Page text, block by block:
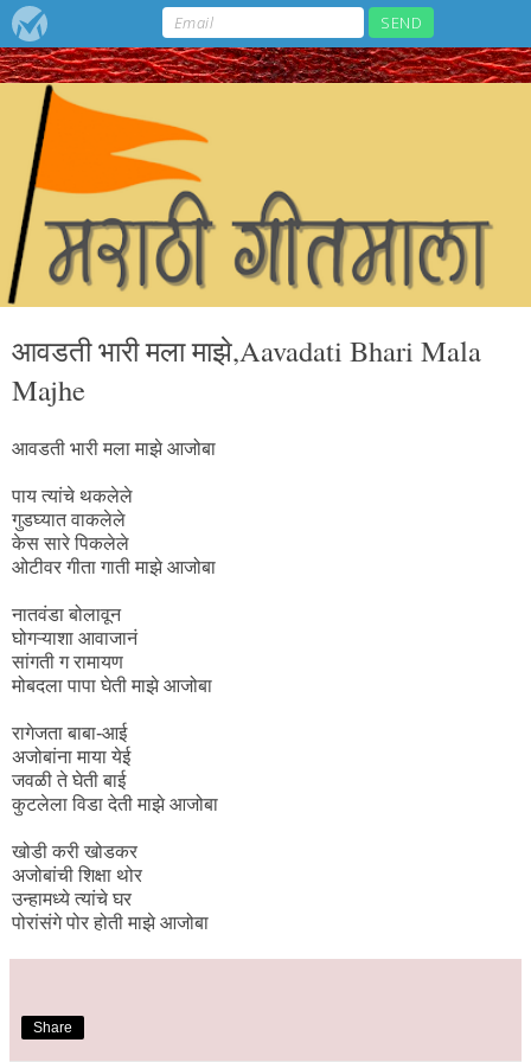
आवडती भारी मला माझे,Aavadati Bhari Mala
Majhe
आवडती भारी मला माझे आजोबा
पाय त्यांचे थकलेले
गुडघ्यात वाकलेले
केस सारे पिकलेले
ओटीवर गीता गाती माझे आजोबा
नातवंडा बोलावून
घोगऱ्याशा आवाजानं
सांगती ग रामायण
मोबदला पापा घेती माझे आजोबा
रागेजता बाबा-आई
अजोबांना माया येई
जवळी ते घेती बाई
कुटलेला विडा देती माझे आजोबा
खोडी करी खोडकर
अजोबांची शिक्षा थोर
उन्हामध्ये त्यांचे घर
पोरांसंगे पोर होती माझे आजोबा
Share